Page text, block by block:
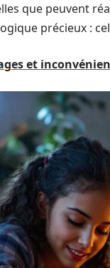
que peuvent
précieux :
et